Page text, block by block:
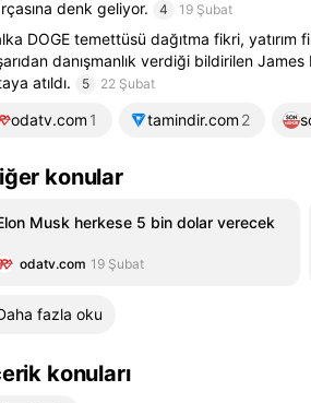
denk geliyor.
4 19 Şubat
DOGE temettüsü dağıtma fikri, yatırım
danışmanlık verdiği bildirilen
atıldı.
5 22 Şubat
odatv.com 1 tamindir.com 2
konular
Musk herkese 5 bin dolar verecek
odatv.com 19 Şubat
fazla oku
konuları